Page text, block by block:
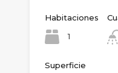
Habitaciones
1
Superficie